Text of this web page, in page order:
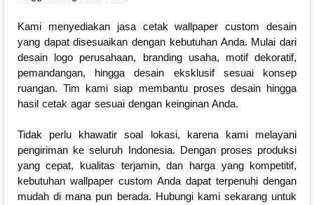
Kami menyediakan jasa cetak wallpaper custom desain
yang dapat disesuaikan dengan kebutuhan Anda. Mulai dari
desain logo perusahaan, branding usaha, motif dekoratif,
pemandangan, hingga desain eksklusif sesuai konsep
ruangan. Tim kami siap membantu proses desain hingga
hasil cetak agar sesuai dengan keinginan Anda.
Tidak perlu khawatir soal lokasi, karena kami melayani
pengiriman ke seluruh Indonesia. Dengan proses produksi
yang cepat, kualitas terjamin, dan harga yang kompetitif,
kebutuhan wallpaper custom Anda dapat terpenuhi dengan
mudah di mana pun berada. Hubungi kami sekarang untuk